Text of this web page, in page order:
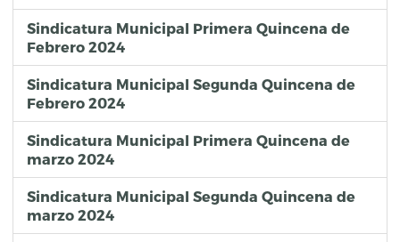
Sindicatura Municipal Primera Quincena de
Febrero 2024
Sindicatura Municipal Segunda Quincena de
Febrero 2024
Sindicatura Municipal Primera Quincena de
marzo 2024
Sindicatura Municipal Segunda Quincena de
marzo 2024